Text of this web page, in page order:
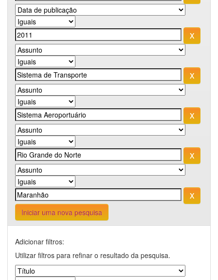
Iniciar uma nova pesquisa
Adicionar filtros:
Utilizar filtros para refinar o resultado da pesquisa.